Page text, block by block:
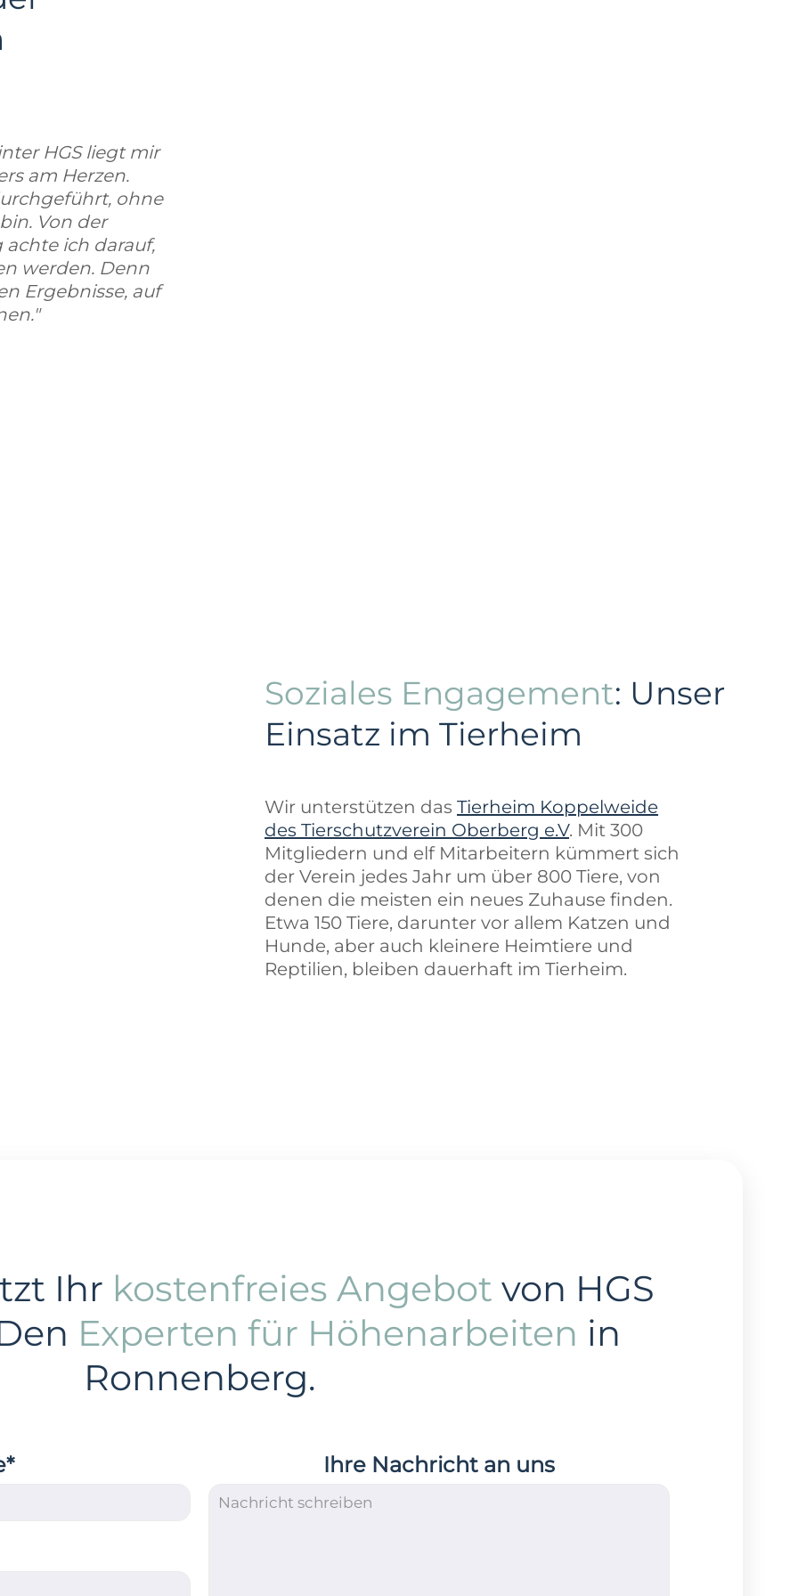
HGS liegt mir
am Herzen.
ohne
Von der
ich darauf,
werden. Denn
Ergebnisse, auf
Soziales Engagement: Unser
Einsatz im Tierheim
Wir unterstützen das Tierheim Koppelweide
des Tierschutzverein Oberberg e.V. Mit 300
Mitgliedern und elf Mitarbeitern kümmert sich
der Verein jedes Jahr um über 800 Tiere, von
denen die meisten ein neues Zuhause finden.
Etwa 150 Tiere, darunter vor allem Katzen und
Hunde, aber auch kleinere Heimtiere und
Reptilien, bleiben dauerhaft im Tierheim.
Ihr kostenfreies Angebot von HGS
Experten für Höhenarbeiten in
Ronnenberg.
Ihre Nachricht an uns